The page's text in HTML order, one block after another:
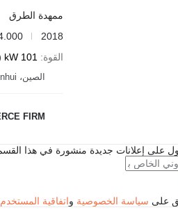
ممهدة الطرق
2018
4.000 متر /
القوة
101 kW (137 حصان)
الصين، Anhui
FIRM
على إعلانات جديدة منشورة في هذا
على سياسة الخصوصية واتفاقية المستخدم